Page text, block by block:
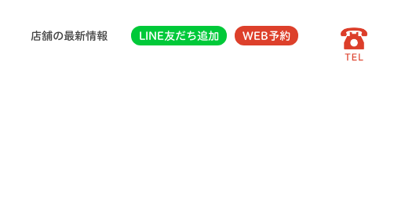
店舗の最新情報 LINE友だち追加 WEB予約